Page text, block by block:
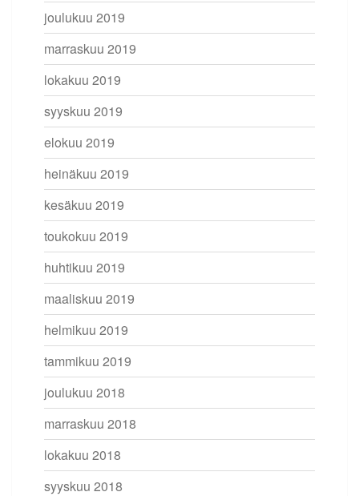
joulukuu 2019
marraskuu 2019
lokakuu 2019
syyskuu 2019
elokuu 2019
heinäkuu 2019
kesäkuu 2019
toukokuu 2019
huhtikuu 2019
maaliskuu 2019
helmikuu 2019
tammikuu 2019
joulukuu 2018
marraskuu 2018
lokakuu 2018
syyskuu 2018